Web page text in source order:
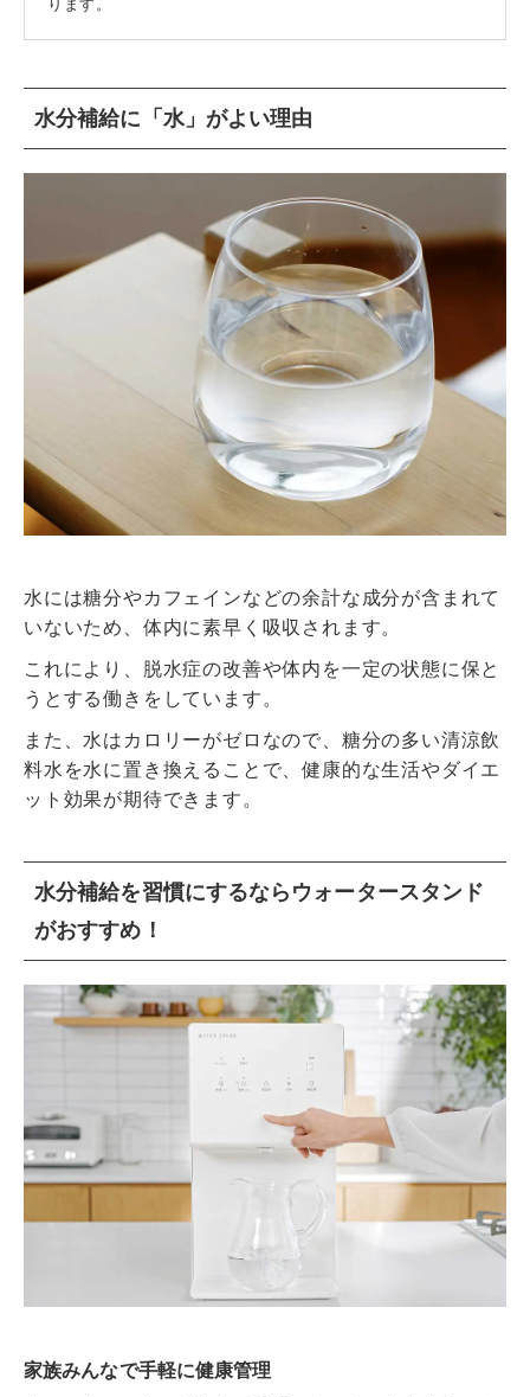
ります。
水分補給に「水」がよい理由
水には糖分やカフェインなどの余計な成分が含まれて
いないため、体内に素早く吸収されます。
これにより、脱水症の改善や体内を一定の状態に保と
うとする働きをしています。
また、水はカロリーがゼロなので、糖分の多い清涼飲
料水を水に置き換えることで、健康的な生活やダイエ
ット効果が期待できます。
水分補給を習慣にするならウォータースタンド
がおすすめ！
家族みんなで手軽に健康管理